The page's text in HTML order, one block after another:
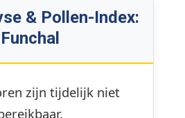
& Pollen-Index:
Funchal
zijn tijdelijk niet